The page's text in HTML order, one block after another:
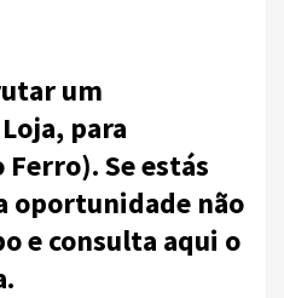
um
para
Se estás
oportunidade não
e consulta aqui o